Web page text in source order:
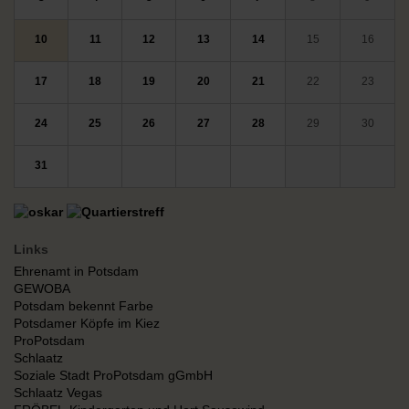
10 11 12 13 14 15 16
17 18 19 20 21 22 23
24 25 26 27 28 29 30
31
Links
Ehrenamt in Potsdam
GEWOBA
Potsdam bekennt Farbe
Potsdamer Köpfe im Kiez
ProPotsdam
Schlaatz
Soziale Stadt ProPotsdam gGmbH
Schlaatz Vegas